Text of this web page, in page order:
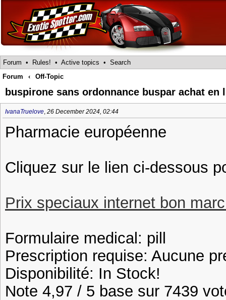
Forum • Rules! • Active topics • Search
Forum
‹ Off-Topic
buspirone sans ordonnance buspar achat en
IvanaTruelove, 26 December 2024, 02:44
Pharmacie européenne
Cliquez sur le lien ci-dessous
Prix speciaux internet bon
Formulaire medical: pill
Prescription requise: Aucune
Disponibilité: In Stock!
Note 4,97 / 5 base sur 7439